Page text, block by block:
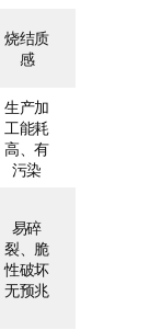
烧结质
感
生产加
工能耗
高、有
污染
易碎
裂、脆
性破坏
无预兆